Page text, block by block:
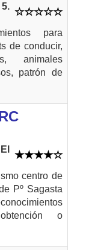
para
de conducir,
animales
patrón de
centro de
Pº Sagasta
o